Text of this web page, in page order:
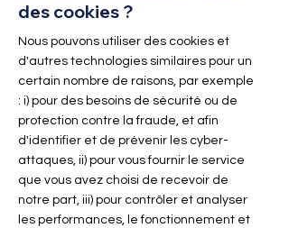
des cookies ?
Nous pouvons utiliser des cookies et
d'autres technologies similaires pour un
certain nombre de raisons, par exemple
: i) pour des besoins de sécurité ou de
protection contre la fraude, et afin
d'identifier et de prévenir les cyber-
attaques, ii) pour vous fournir le service
que vous avez choisi de recevoir de
notre part, iii) pour contrôler et analyser
les performances, le fonctionnement et